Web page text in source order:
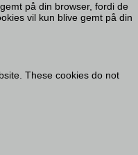
på din browser, fordi de
vil kun blive gemt på din
These cookies do not